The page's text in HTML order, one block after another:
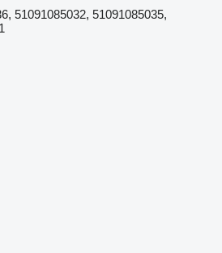
51091085032, 51091085035,